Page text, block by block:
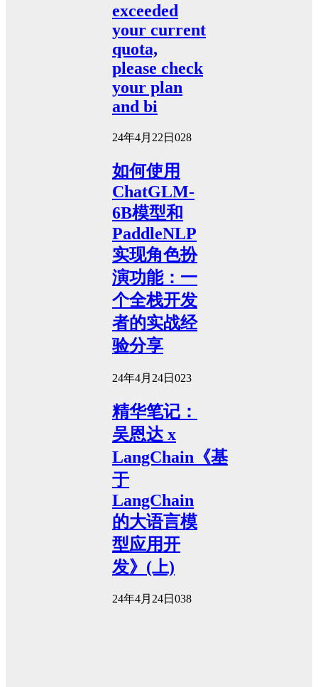
exceeded
your current
quota,
please check
your plan
and bi
24年4月22日 028
如何使用
ChatGLM-
6B模型和
PaddleNLP
实现角色扮
演功能：一
个全栈开发
者的实战经
验分享
24年4月24日 023
精华笔记：
吴恩达 x
LangChain《基
于
LangChain
的大语言模
型应用开
发》(上)
24年4月24日 038